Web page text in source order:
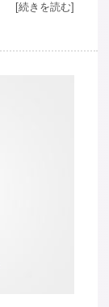
[続きを読む]